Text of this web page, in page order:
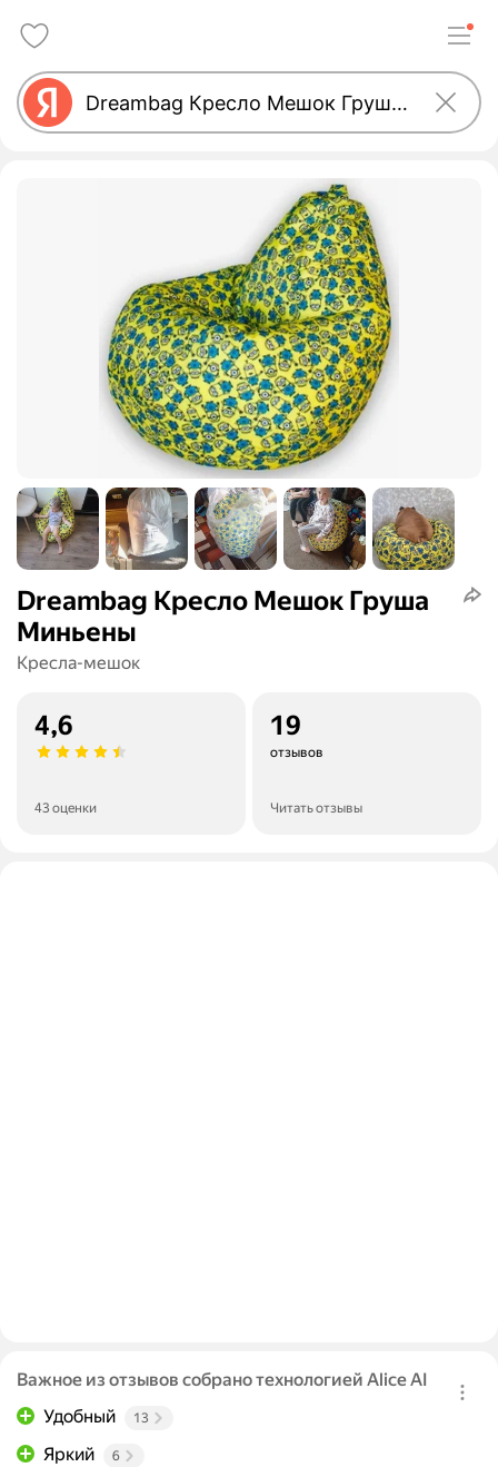
Dreambag Кресло Мешок Груша
Миньены
Кресла-мешок
4,6
43 оценки
19
отзывов
Читать отзывы
Важное из отзывов собрано технологией Alice AI
Удобный
13
Яркий 6